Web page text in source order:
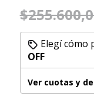
Elegí cómo
OFF
Ver cuotas y